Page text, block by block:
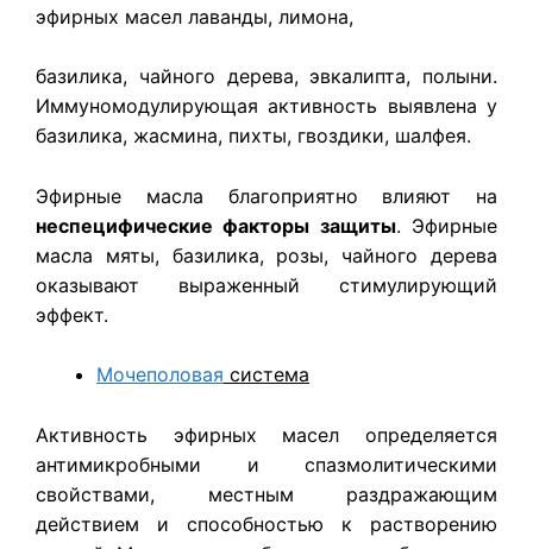
эфирных масел лаванды, лимона,
базилика, чайного дерева, эвкалипта, полыни.
Иммуномодулирующая активность выявлена у
базилика, жасмина, пихты, гвоздики, шалфея.
Эфирные масла благоприятно влияют на
неспецифические факторы защиты. Эфирные
масла мяты, базилика, розы, чайного дерева
оказывают выраженный стимулирующий
эффект.
Мочеполовая система
Активность эфирных масел определяется
антимикробными и спазмолитическими
свойствами, местным раздражающим
действием и способностью к растворению